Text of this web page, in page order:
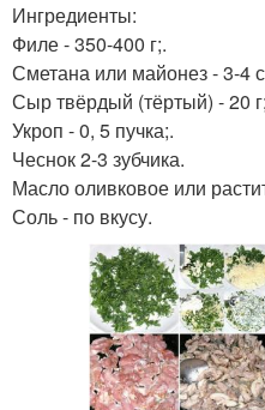
Ингредиенты:
Филе - 350-400 г;.
Сметана или майонез - 3-4
Сыр твёрдый (тёртый) - 20
Укроп - 0, 5 пучка;.
Чеснок 2-3 зубчика.
Масло оливковое или
Соль - по вкусу.